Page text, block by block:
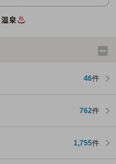
46件
762件
1,755件